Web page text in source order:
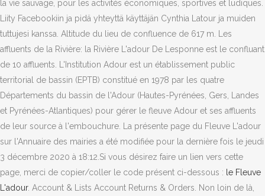
le Fleuve
L'adour. Account & Lists Account Returns & Orders. Non loin de là,